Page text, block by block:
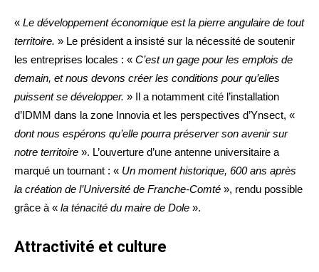
« Le développement économique est la pierre angulaire de tout
territoire. » Le président a insisté sur la nécessité de soutenir
les entreprises locales : « C’est un gage pour les emplois de
demain, et nous devons créer les conditions pour qu’elles
puissent se développer. » Il a notamment cité l’installation
d’IDMM dans la zone Innovia et les perspectives d’Ynsect, «
dont nous espérons qu’elle pourra préserver son avenir sur
notre territoire ». L’ouverture d’une antenne universitaire a
marqué un tournant : « Un moment historique, 600 ans après
la création de l’Université de Franche-Comté », rendu possible
grâce à « la ténacité du maire de Dole ».
Attractivité et culture